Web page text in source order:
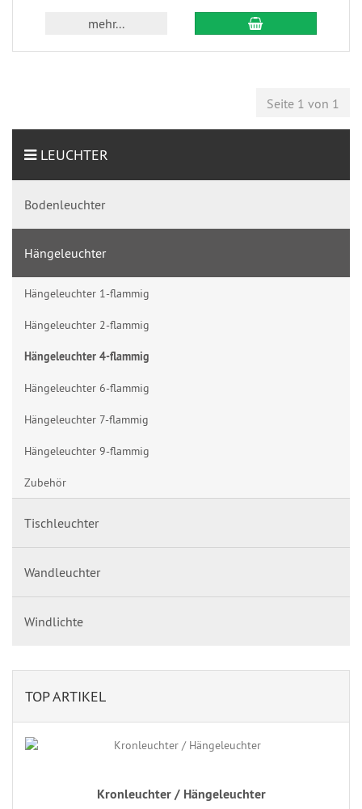
mehr...
Seite 1 von 1
LEUCHTER
Bodenleuchter
Hängeleuchter
Hängeleuchter 1-flammig
Hängeleuchter 2-flammig
Hängeleuchter 4-flammig
Hängeleuchter 6-flammig
Hängeleuchter 7-flammig
Hängeleuchter 9-flammig
Zubehör
Tischleuchter
Wandleuchter
Windlichte
TOP ARTIKEL
Kronleuchter / Hängeleuchter